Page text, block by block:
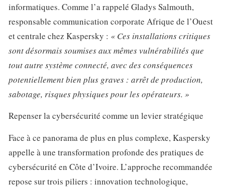
informatiques. Comme l’a rappelé Gladys Salmouth,
responsable communication corporate Afrique de l’Ouest
et centrale chez Kaspersky : « Ces installations critiques
sont désormais soumises aux mêmes vulnérabilités que
tout autre système connecté, avec des conséquences
potentiellement bien plus graves : arrêt de production,
sabotage, risques physiques pour les opérateurs. »
Repenser la cybersécurité comme un levier stratégique
Face à ce panorama de plus en plus complexe, Kaspersky
appelle à une transformation profonde des pratiques de
cybersécurité en Côte d’Ivoire. L’approche recommandée
repose sur trois piliers : innovation technologique,